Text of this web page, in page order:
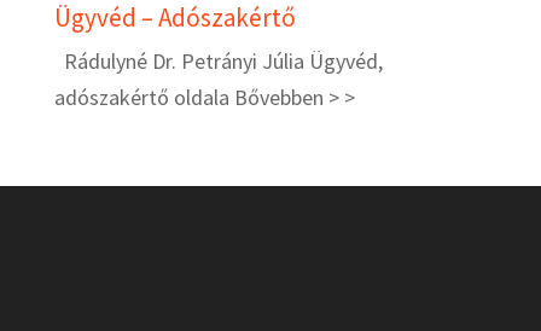
Ügyvéd – Adószakértő
Rádulyné Dr. Petrányi Júlia Ügyvéd,
adószakértő oldala Bővebben > >